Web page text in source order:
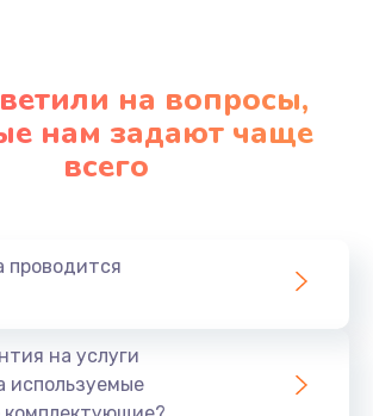
Заказать
Замена экрана
шлейфа матрицы
Заказать
на вопросы,
нам задают чаще
всего
проводится
на услуги
используемые